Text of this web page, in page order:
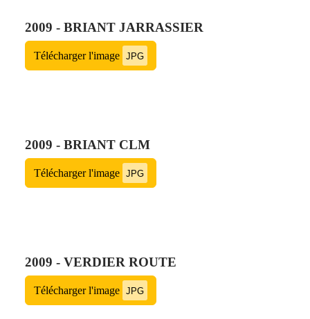
2009 - BRIANT JARRASSIER
Télécharger l'image JPG
2009 - BRIANT CLM
Télécharger l'image JPG
2009 - VERDIER ROUTE
Télécharger l'image JPG